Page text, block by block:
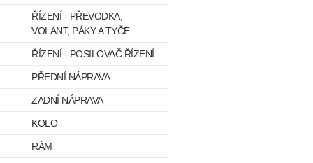
ŘÍZENÍ - PŘEVODKA,
VOLANT, PÁKY A TYČE
ŘÍZENÍ - POSILOVAČ ŘÍZENÍ
PŘEDNÍ NÁPRAVA
ZADNÍ NÁPRAVA
KOLO
RÁM